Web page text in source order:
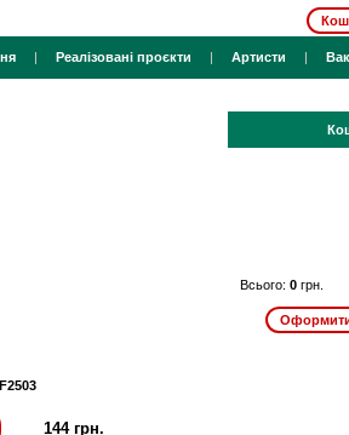
| Реалізовані проєкти | Артисти |
Всього: 0 грн.
144 грн.